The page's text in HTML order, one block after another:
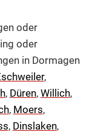
oder
oder
in Dormagen
,
, Düren, Willich,
, Moers,
, Dinslaken,